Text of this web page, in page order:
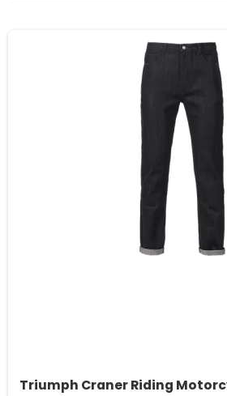
Triumph Craner Riding